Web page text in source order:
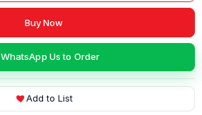
Buy Now
WhatsApp Us to Order
Add to List